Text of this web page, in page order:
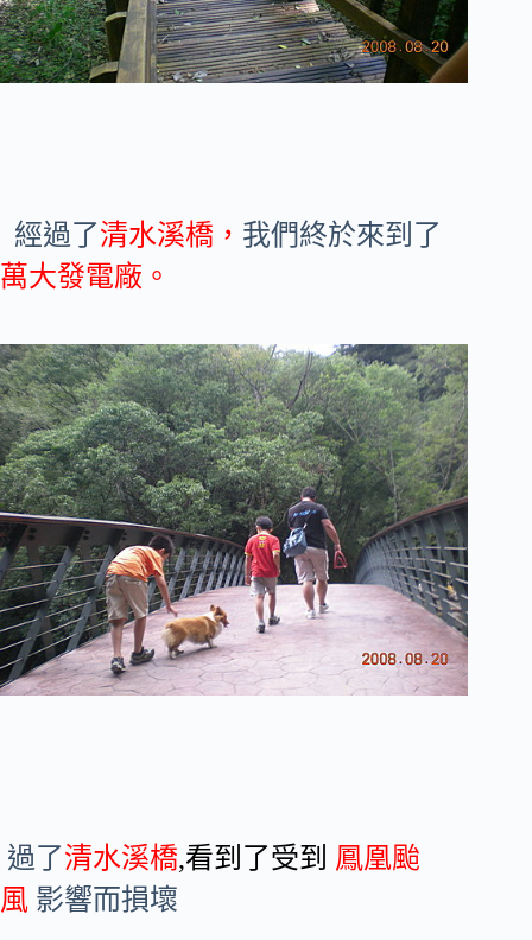
經過了清水溪橋， 我們終於來到了
萬大發電廠。
過了清水溪橋,看到了受到 鳳凰颱
風 影響而損壞